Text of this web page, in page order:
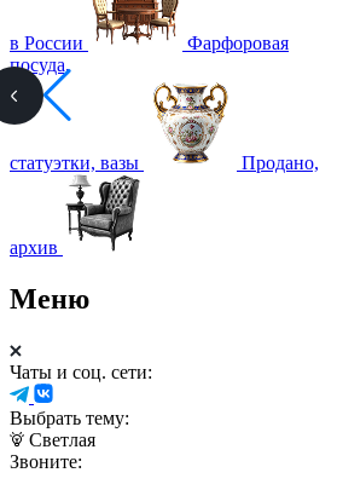
в России
Фарфоровая
посуда,
статуэтки, вазы Продано,
архив
Меню
Чаты и соц. сети:
Выбрать тему:
Светлая
Звоните: